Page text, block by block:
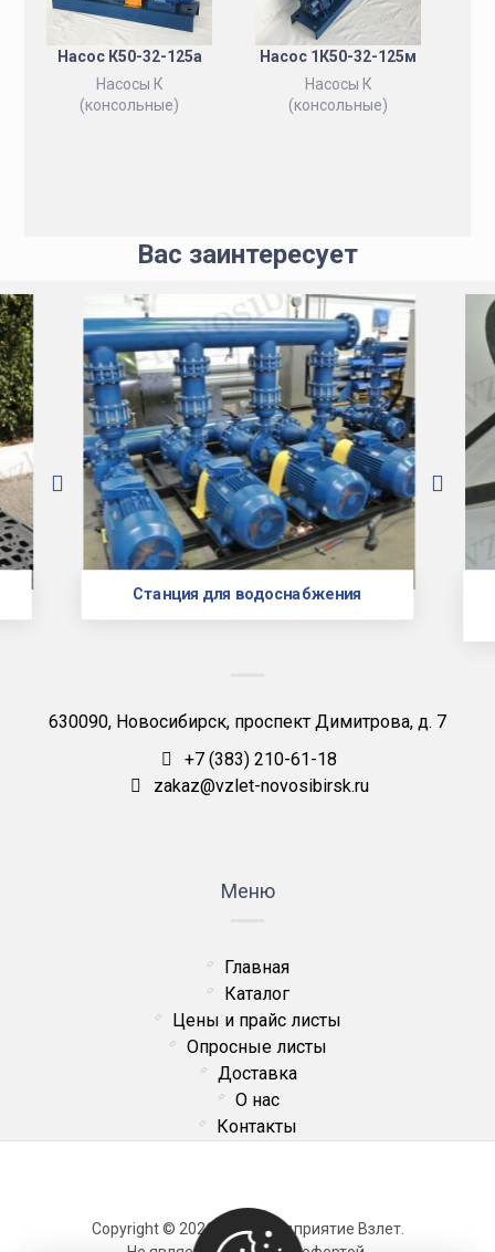
Насос К50-32-125а
Насосы К
(консольные)
Насос 1К50-32-125м
Насосы К
(консольные)
Вас заинтересует
Станция для водоснабжения
630090, Новосибирск, проспект Димитрова, д. 7
+7 (383) 210-61-18
zakaz@vzlet-novosibirsk.ru
Меню
Главная
Каталог
Цены и прайс листы
Опросные листы
Доставка
О нас
Контакты
Copyright © 2026 ОДО Предприятие Взлет.